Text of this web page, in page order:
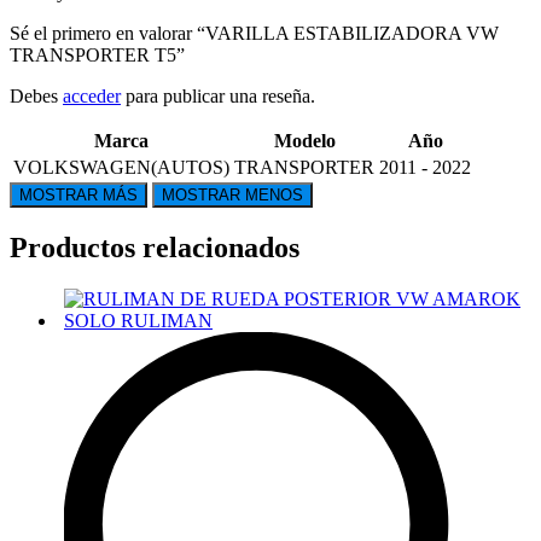
Sé el primero en valorar “VARILLA ESTABILIZADORA VW
TRANSPORTER T5”
Debes accederpara publicar una reseña.
Marca Modelo
Año
VOLKSWAGEN(AUTOS) TRANSPORTER 2011 - 2022
Productos relacionados